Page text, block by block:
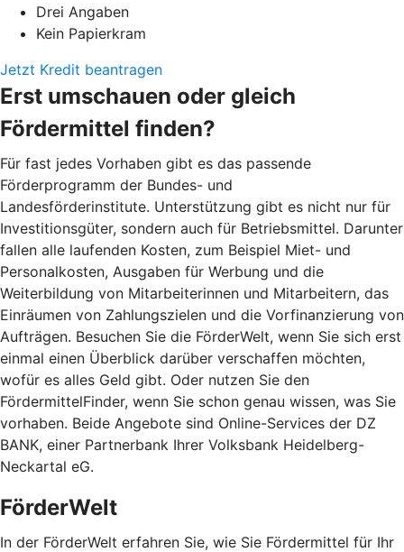
Drei Angaben
Kein Papierkram
Jetzt Kredit beantragen
Erst umschauen oder gleich
Fördermittel finden?
Für fast jedes Vorhaben gibt es das passende
Förderprogramm der Bundes- und
Landesförderinstitute. Unterstützung gibt es nicht nur für
Investitionsgüter, sondern auch für Betriebsmittel. Darunter
fallen alle laufenden Kosten, zum Beispiel Miet- und
Personalkosten, Ausgaben für Werbung und die
Weiterbildung von Mitarbeiterinnen und Mitarbeitern, das
Einräumen von Zahlungszielen und die Vorfinanzierung von
Aufträgen. Besuchen Sie die FörderWelt, wenn Sie sich erst
einmal einen Überblick darüber verschaffen möchten,
wofür es alles Geld gibt. Oder nutzen Sie den
FördermittelFinder, wenn Sie schon genau wissen, was Sie
vorhaben. Beide Angebote sind Online-Services der DZ
BANK, einer Partnerbank Ihrer Volksbank Heidelberg-
Neckartal eG.
FörderWelt
In der FörderWelt erfahren Sie, wie Sie Fördermittel für Ihr